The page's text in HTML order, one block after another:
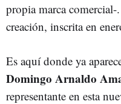
propia marca
creación, inscrita en
Es aquí donde ya
Domingo Arnaldo
representante en esta